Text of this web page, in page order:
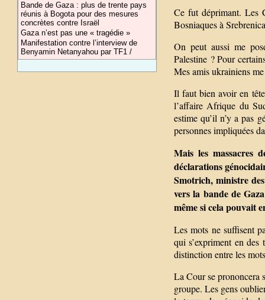
Bande de Gaza : plus de trente pays
réunis à Bogota pour des mesures
concrètes contre Israël
Gaza n’est pas une « tragédie »
Manifestation contre l’interview de
Benyamin Netanyahou par TF1 /
Ce fut déprimant. Les
Bosniaques à
On peut aussi me
Palestine ? Pour
Mes amis ukrainiens
Il faut bien avoir en
l’affaire Afrique du
estime qu’il n’y a pas
personnes impliquées
Mais les massacres
déclarations
Smotrich, ministre
vers la bande de
même si cela pouvait
Les mots ne suffisent
qui s’expriment en
distinction entre les
La Cour se prononcera
groupe. Les gens